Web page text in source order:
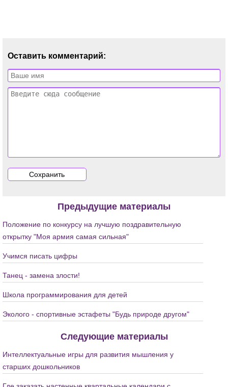
Оставить комментарий:
Предыдущие материалы
Положение по конкурсу на лучшую поздравительную
открытку "Моя армия самая сильная"
Учимся писать цифры
Танец - замена злости!
Школа программирования для детей
Эколого - спортивные эстафеты "Будь природе другом"
Следующие материалы
Интеллектуальные игры для развития мышления у
старших дошкольников